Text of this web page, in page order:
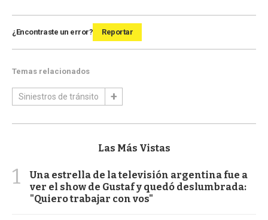
¿Encontraste un error? Reportar
Temas relacionados
Siniestros de tránsito
Las Más Vistas
1
Una estrella de la televisión argentina fue a
ver el show de Gustaf y quedó deslumbrada:
"Quiero trabajar con vos"